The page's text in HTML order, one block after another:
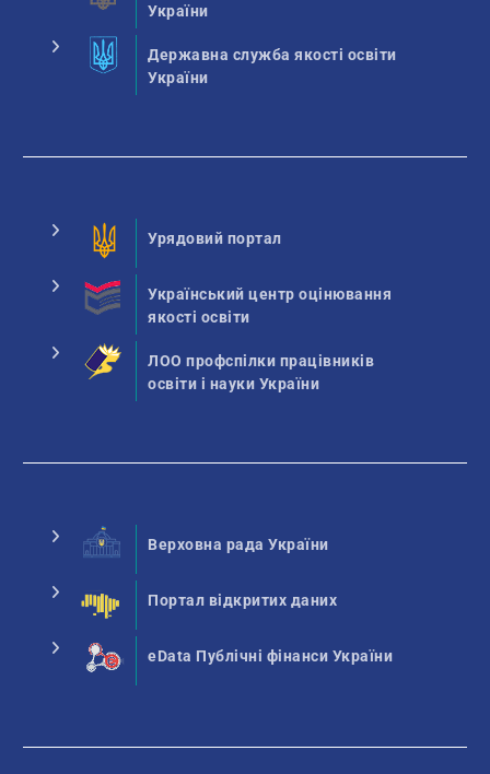
України
Державна служба якості освіти
України
Урядовий портал
Український центр оцінювання
якості освіти
ЛОО профспілки працівників
освіти і науки України
Верховна рада України
Портал відкритих даних
eData Публічні фінанси України